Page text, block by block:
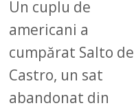
Un cuplu de
americani a
cumpărat Salto de
Castro, un sat
abandonat din